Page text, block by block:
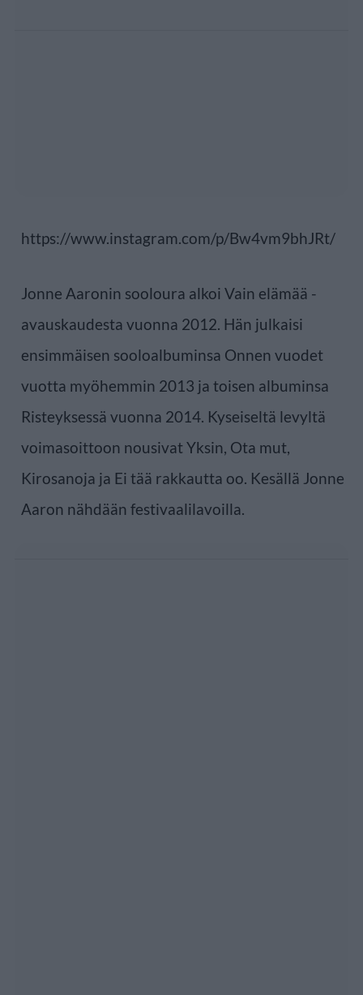
https://www.instagram.com/p/Bw4vm9bhJRt/
Jonne Aaronin sooloura alkoi Vain elämää -
avauskaudesta vuonna 2012. Hän julkaisi
ensimmäisen sooloalbuminsa Onnen vuodet
vuotta myöhemmin 2013 ja toisen albuminsa
Risteyksessä vuonna 2014. Kyseiseltä levyltä
voimasoittoon nousivat Yksin, Ota mut,
Kirosanoja ja Ei tää rakkautta oo. Kesällä Jonne
Aaron nähdään festivaalilavoilla.